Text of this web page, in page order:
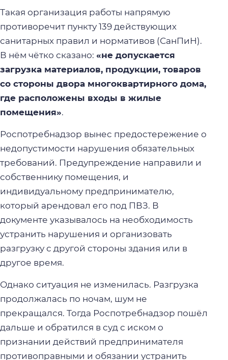
Такая организация работы напрямую
противоречит пункту 139 действующих
санитарных правил и нормативов (СанПиН).
В нём чётко сказано: «не допускается
загрузка материалов, продукции, товаров
со стороны двора многоквартирного дома,
где расположены входы в жилые
помещения».
Роспотребнадзор вынес предостережение о
недопустимости нарушения обязательных
требований. Предупреждение направили и
собственнику помещения, и
индивидуальному предпринимателю,
который арендовал его под ПВЗ. В
документе указывалось на необходимость
устранить нарушения и организовать
разгрузку с другой стороны здания или в
другое время.
Однако ситуация не изменилась. Разгрузка
продолжалась по ночам, шум не
прекращался. Тогда Роспотребнадзор пошёл
дальше и обратился в суд с иском о
признании действий предпринимателя
противоправными и обязании устранить